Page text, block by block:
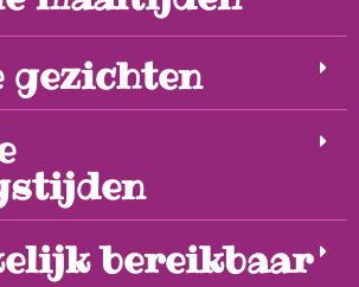
gezichten
bereikbaar